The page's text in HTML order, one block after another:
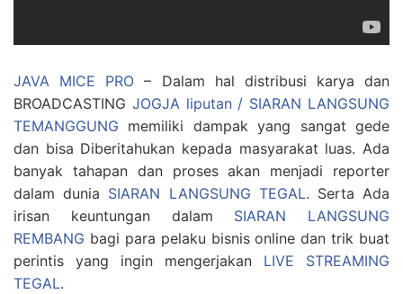
JAVA MICE PRO – Dalam hal distribusi karya dan
BROADCASTING JOGJA liputan / SIARAN LANGSUNG
TEMANGGUNG memiliki dampak yang sangat gede
dan bisa Diberitahukan kepada masyarakat luas. Ada
banyak tahapan dan proses akan menjadi reporter
dalam dunia SIARAN LANGSUNG TEGAL. Serta Ada
irisan keuntungan dalam SIARAN LANGSUNG
REMBANG bagi para pelaku bisnis online dan trik buat
perintis yang ingin mengerjakan LIVE STREAMING
TEGAL.